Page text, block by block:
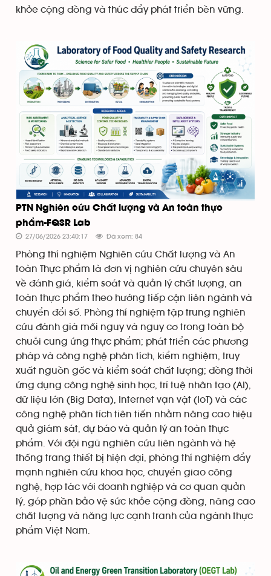
khỏe cộng đồng và thúc đẩy phát triển bền vững.
PTN Nghiên cứu Chất lượng và An toàn thực
phẩm-FQSR Lab
27/06/2026 23:40:17 Đã xem: 84
Phòng thí nghiệm Nghiên cứu Chất lượng và An
toàn Thực phẩm là đơn vị nghiên cứu chuyên sâu
về đánh giá, kiểm soát và quản lý chất lượng, an
toàn thực phẩm theo hướng tiếp cận liên ngành và
chuyển đổi số. Phòng thí nghiệm tập trung nghiên
cứu đánh giá mối nguy và nguy cơ trong toàn bộ
chuỗi cung ứng thực phẩm; phát triển các phương
pháp và công nghệ phân tích, kiểm nghiệm, truy
xuất nguồn gốc và kiểm soát chất lượng; đồng thời
ứng dụng công nghệ sinh học, trí tuệ nhân tạo (AI),
dữ liệu lớn (Big Data), Internet vạn vật (IoT) và các
công nghệ phân tích tiên tiến nhằm nâng cao hiệu
quả giám sát, dự báo và quản lý an toàn thực
phẩm. Với đội ngũ nghiên cứu liên ngành và hệ
thống trang thiết bị hiện đại, phòng thí nghiệm đẩy
mạnh nghiên cứu khoa học, chuyển giao công
nghệ, hợp tác với doanh nghiệp và cơ quan quản
lý, góp phần bảo vệ sức khỏe cộng đồng, nâng cao
chất lượng và năng lực cạnh tranh của ngành thực
phẩm Việt Nam.